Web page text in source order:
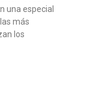
una especial
más
los